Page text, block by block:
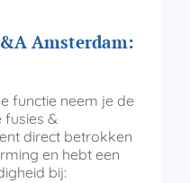
Amsterdam:
functie neem je de
fusies &
direct betrokken
en hebt een
bij: